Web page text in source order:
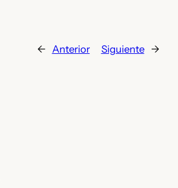
← Anterior Siguiente →